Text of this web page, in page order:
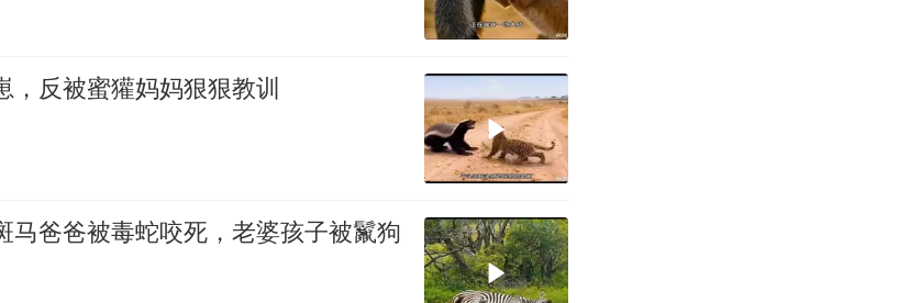
，反被蜜獾妈妈狠狠教训
马爸爸被毒蛇咬死，老婆孩子被鬣狗